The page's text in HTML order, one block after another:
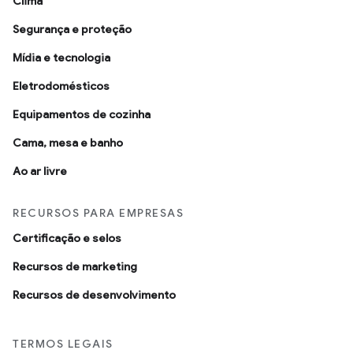
Segurança e proteção
Mídia e tecnologia
Eletrodomésticos
Equipamentos de cozinha
Cama, mesa e banho
Ao ar livre
RECURSOS PARA EMPRESAS
Certificação e selos
Recursos de marketing
Recursos de desenvolvimento
TERMOS LEGAIS